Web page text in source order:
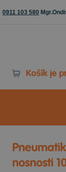
0911 103 580
Košík je
nosnosti